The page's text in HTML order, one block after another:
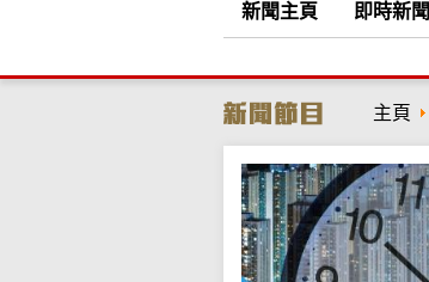
新聞主頁 即時新聞
主頁